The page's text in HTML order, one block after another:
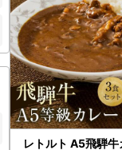
【書類の再発行
■高山市役所
電話：0577-
メール：
平日8：30～17
レトルト A5飛騨牛